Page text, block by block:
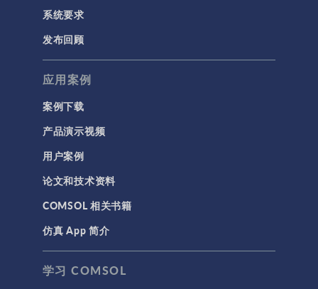
系统要求
发布回顾
应用案例
案例下载
产品演示视频
用户案例
论文和技术资料
COMSOL 相关书籍
仿真 App 简介
学习 COMSOL